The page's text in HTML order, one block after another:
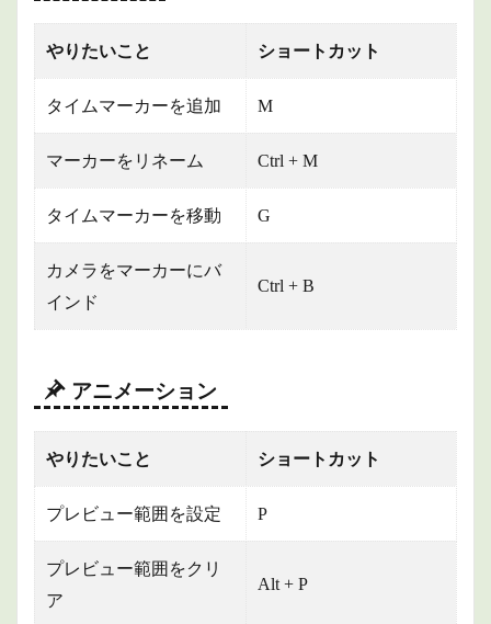
やりたいこと ショートカット
タイムマーカーを追加 M
マーカーをリネーム Ctrl + M
タイムマーカーを移動 G
カメラをマーカーにバ
インド
Ctrl + B
アニメーション
やりたいこと ショートカット
プレビュー範囲を設定 P
プレビュー範囲をクリ
ア
Alt + P